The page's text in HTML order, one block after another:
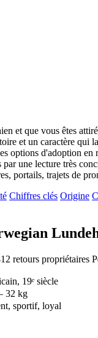
et que vous êtes
et un caractère
options d'adoption
par une lecture très
portails, trajets de
Chiffres clés Origine
retours
19ᵉ siècle
32 kg
sportif, loyal